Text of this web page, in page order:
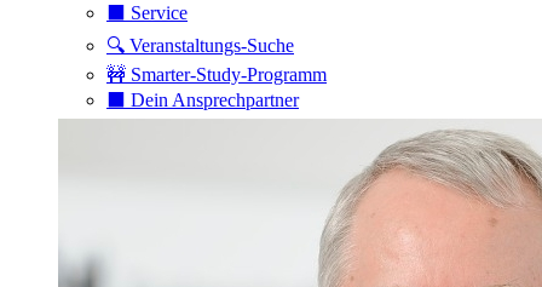
⬛️ Service
🔍 Veranstaltungs-Suche
🚧 Smarter-Study-Programm
⬛️ Dein Ansprechpartner